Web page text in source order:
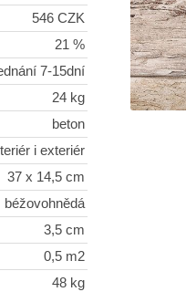
546 CZK
21 %
7-15dní
24 kg
beton
i exteriér
37 x 14,5 cm
béžovohnědá
3,5 cm
0,5 m2
48 kg